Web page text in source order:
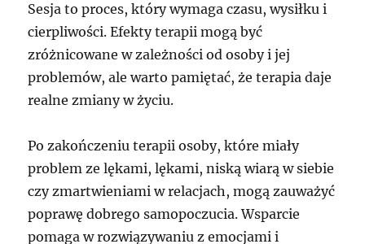
Sesja to proces, który wymaga czasu, wysiłku i
cierpliwości. Efekty terapii mogą być
zróżnicowane w zależności od osoby i jej
problemów, ale warto pamiętać, że terapia daje
realne zmiany w życiu.
Po zakończeniu terapii osoby, które miały
problem ze lękami, lękami, niską wiarą w siebie
czy zmartwieniami w relacjach, mogą zauważyć
poprawę dobrego samopoczucia. Wsparcie
pomaga w rozwiązywaniu z emocjami i